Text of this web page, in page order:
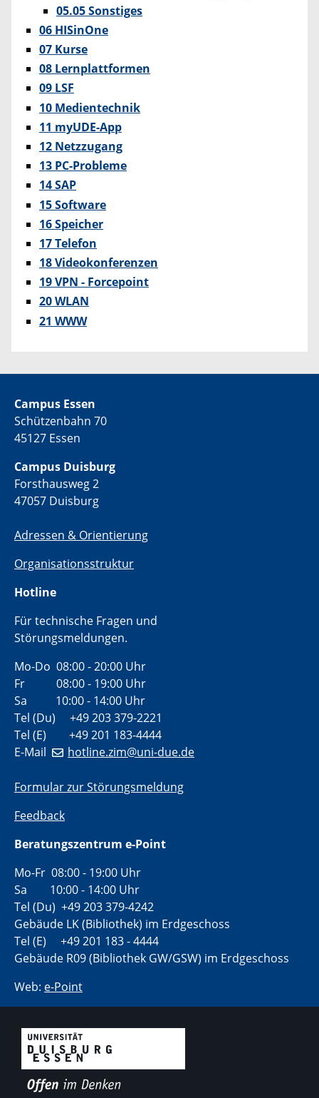
05.05 Sonstiges
06 HISinOne
07 Kurse
08 Lernplattformen
09 LSF
10 Medientechnik
11 myUDE-App
12 Netzzugang
13 PC-Probleme
14 SAP
15 Software
16 Speicher
17 Telefon
18 Videokonferenzen
19 VPN - Forcepoint
20 WLAN
21 WWW
Campus Essen
Schützenbahn 70
45127 Essen
Campus Duisburg
Forsthausweg 2
47057 Duisburg
Adressen & Orientierung
Organisationsstruktur
Hotline
Für technische Fragen und
Störungsmeldungen.
Mo-Do 08:00 - 20:00 Uhr
Fr 08:00 - 19:00 Uhr
Sa 10:00 - 14:00 Uhr
Tel (Du) +49 203 379-2221
Tel (E) +49 201 183-4444
E-Mail
hotline.zim@uni-due.de
Formular zur Störungsmeldung
Feedback
Beratungszentrum e-Point
Mo-Fr 08:00 - 19:00 Uhr
Sa 10:00 - 14:00 Uhr
Tel (Du) +49 203 379-4242
Gebäude LK (Bibliothek) im Erdgeschoss
Tel (E) +49 201 183 - 4444
Gebäude R09 (Bibliothek GW/GSW) im Erdgeschoss
Web: e-Point